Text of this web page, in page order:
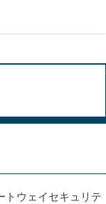
トウェイセキュリテ